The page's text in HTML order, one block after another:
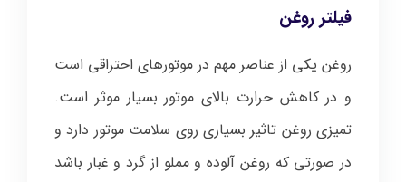
فیلتر روغن
روغن یکی از عناصر مهم در موتورهای احتراقی است
و در کاهش حرارت بالای موتور بسیار موثر است.
تمیزی روغن تاثیر بسیاری روی سلامت موتور دارد و
در صورتی که روغن آلوده و مملو از گرد و غبار باشد